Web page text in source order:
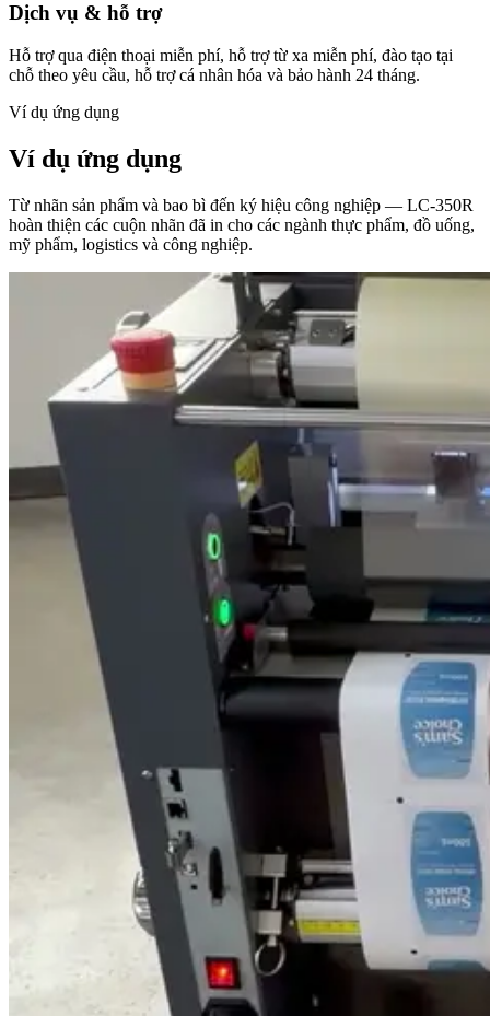
Dịch vụ & hỗ trợ
Hỗ trợ qua điện thoại miễn phí, hỗ trợ từ xa miễn phí, đào tạo tại
chỗ theo yêu cầu, hỗ trợ cá nhân hóa và bảo hành 24 tháng.
Ví dụ ứng dụng
Ví dụ ứng dụng
Từ nhãn sản phẩm và bao bì đến ký hiệu công nghiệp — LC-350R
hoàn thiện các cuộn nhãn đã in cho các ngành thực phẩm, đồ uống,
mỹ phẩm, logistics và công nghiệp.